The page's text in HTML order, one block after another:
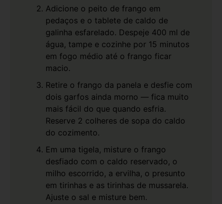
Adicione o peito de frango em
pedaços e o tablete de caldo de
galinha esfarelado. Despeje 400 ml de
água, tampe e cozinhe por 15 minutos
em fogo médio até o frango ficar
macio.
Retire o frango da panela e desfie com
dois garfos ainda morno — fica muito
mais fácil do que quando esfria.
Reserve 2 colheres de sopa do caldo
do cozimento.
Em uma tigela, misture o frango
desfiado com o caldo reservado, o
milho escorrido, a ervilha, o presunto
em tirinhas e as tirinhas de mussarela.
Ajuste o sal e misture bem.